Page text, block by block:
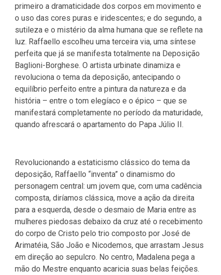
primeiro a dramaticidade dos corpos em movimento e
o uso das cores puras e iridescentes; e do segundo, a
sutileza e o mistério da alma humana que se reflete na
luz. Raffaello escolheu uma terceira via, uma síntese
perfeita que já se manifesta totalmente na Deposição
Baglioni-Borghese. O artista urbinate dinamiza e
revoluciona o tema da deposição, antecipando o
equilíbrio perfeito entre a pintura da natureza e da
história – entre o tom elegíaco e o épico – que se
manifestará completamente no período da maturidade,
quando afrescará o apartamento do Papa Júlio II.
Revolucionando a estaticismo clássico do tema da
deposição, Raffaello “inventa” o dinamismo do
personagem central: um jovem que, com uma cadência
composta, diríamos clássica, move a ação da direita
para a esquerda, desde o desmaio de Maria entre as
mulheres piedosas debaixo da cruz até o recebimento
do corpo de Cristo pelo trio composto por José de
Arimatéia, São João e Nicodemos, que arrastam Jesus
em direção ao sepulcro. No centro, Madalena pega a
mão do Mestre enquanto acaricia suas belas feições.